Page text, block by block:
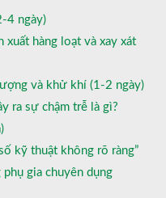
4 ngày)
xuất hàng loạt và xay xát
và khử khí (1-2 ngày)
ra sự chậm trễ là gì?
kỹ thuật không rõ ràng”
gia chuyên dụng